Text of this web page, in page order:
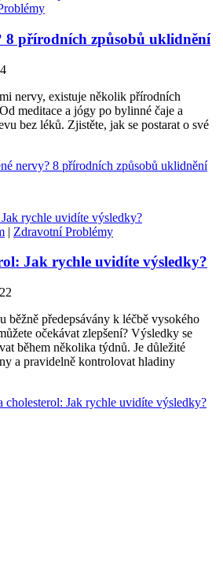
8 přírodních způsobů uklidnění
nervy, existuje několik přírodních
meditace a jógy po bylinné čaje a
bez léků. Zjistěte, jak se postarat o své
nervy? 8 přírodních způsobů uklidnění
| Zdravotní Problémy
Jak rychle uvidíte výsledky?
běžně předepsávány k léčbě vysokého
očekávat zlepšení? Výsledky se
během několika týdnů. Je důležité
a pravidelně kontrolovat hladiny
cholesterol: Jak rychle uvidíte výsledky?